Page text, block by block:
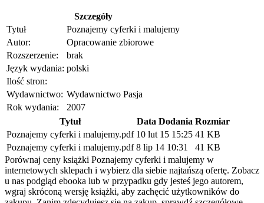
Szczegóły
Tytuł
Poznajemy cyferki i malujemy
Autor:
Opracowanie zbiorowe
Rozszerzenie:
brak
Język wydania: polski
Ilość stron:
Wydawnictwo: Wydawnictwo Pasja
Rok wydania:
2007
Tytuł
Data Dodania Rozmiar
Poznajemy cyferki i malujemy.pdf 10 lut 15 15:25 41 KB
Poznajemy cyferki i malujemy.pdf 8 lip 14 10:31
41 KB
Porównaj ceny książki Poznajemy cyferki i malujemy w
internetowych sklepach i wybierz dla siebie najtańszą ofertę. Zobacz
u nas podgląd ebooka lub w przypadku gdy jesteś jego autorem,
wgraj skróconą wersję książki, aby zachęcić użytkowników do